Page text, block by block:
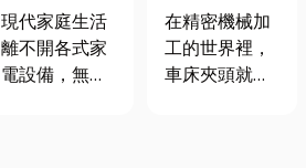
｜冷氣、冰
箱、洗衣機專
業維修
現代家庭生活
離不開各式家
電設備，無論
類、規格挑選
與台灣採購推
薦完整指南
在精密機械加
工的世界裡，
車床夾頭就像